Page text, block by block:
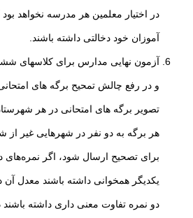
در اختیار معلمین هر مدرسه نخواهد بود
آموزان خود دخالتی داشته باشند.
آزمون نهایی مدارس برای کلاسهای
و در رفع چالش تمحیح برگه های
تصویر برگه های امتحانی در هر
هر برگه به دو نفر در شهرهایی غیر از
برای تصحیح ارسال شود، اگر نمره‌های
یکدیگر همخوانی داشته باشند معدل آن
دو نمره تفاوت معنی داری داشته